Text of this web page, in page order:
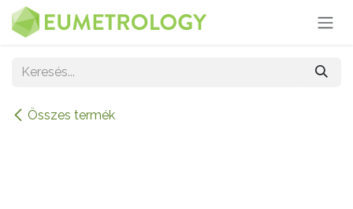
Kihagyás és továbblépés a tartalomhoz
Összes termék